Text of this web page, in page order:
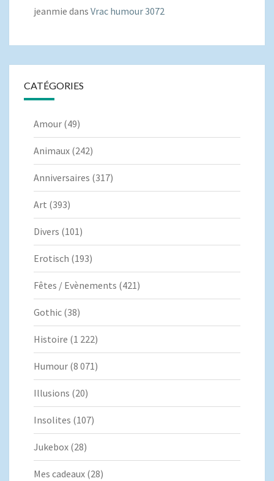
jeanmie dans Vrac humour 3072
CATÉGORIES
Amour (49)
Animaux (242)
Anniversaires (317)
Art (393)
Divers (101)
Erotisch (193)
Fêtes / Evènements (421)
Gothic (38)
Histoire (1 222)
Humour (8 071)
Illusions (20)
Insolites (107)
Jukebox (28)
Mes cadeaux (28)